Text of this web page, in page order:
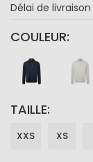
Délai de livraison
COULEUR
TAILLE
XXS XS